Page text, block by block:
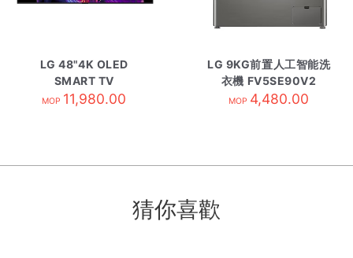
LG 48"4K OLED
SMART TV
OLED48C6PCA
MOP 11,980.00
LG 9KG前置人工智能洗
衣機 FV5SE90V2
MOP 4,480.00
猜你喜歡